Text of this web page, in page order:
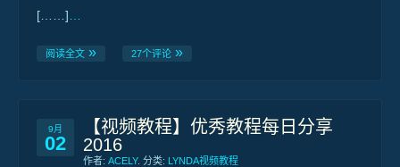
[……]
阅读全文 27个评论
9月
02
【视频教程】优秀教程每日分享
2016
作者: ACELY. 分类: LYNDA视频教程